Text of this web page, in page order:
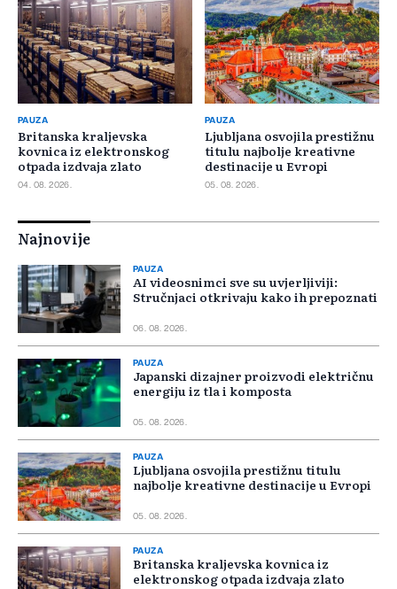
PAUZA
Britanska kraljevska
kovnica iz elektronskog
otpada izdvaja zlato
04. 08. 2026.
PAUZA
Ljubljana osvojila prestižnu
titulu najbolje kreativne
destinacije u Evropi
05. 08. 2026.
Najnovije
PAUZA
AI videosnimci sve su uvjerljiviji:
Stručnjaci otkrivaju kako ih prepoznati
06. 08. 2026.
PAUZA
Japanski dizajner proizvodi električnu
energiju iz tla i komposta
05. 08. 2026.
PAUZA
Ljubljana osvojila prestižnu titulu
najbolje kreativne destinacije u Evropi
05. 08. 2026.
PAUZA
Britanska kraljevska kovnica iz
elektronskog otpada izdvaja zlato